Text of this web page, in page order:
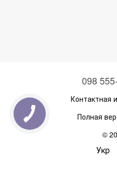
098
Контактная
Полная
©
Укр